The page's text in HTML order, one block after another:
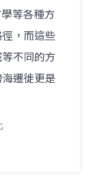
等各種方
，而這些
不同的方
遷徙更是